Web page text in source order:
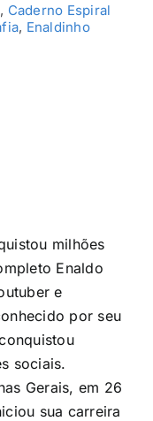
, Caderno Espiral
, Enaldinho
milhões
Enaldo
e
por seu
sociais.
Gerais, em 26
sua carreira